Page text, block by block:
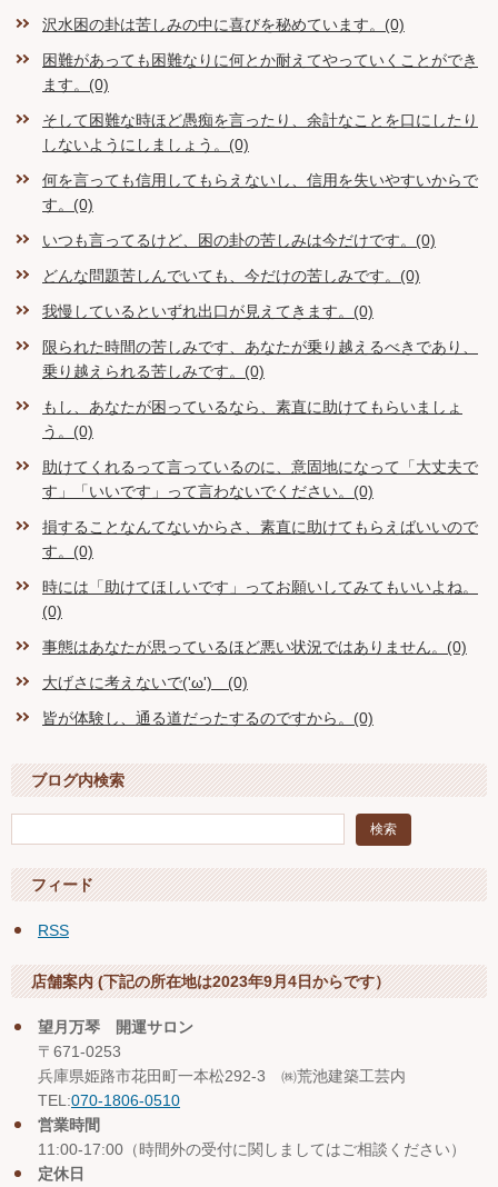
沢水困の卦は苦しみの中に喜びを秘めています。(0)
困難があっても困難なりに何とか耐えてやっていくことができ
ます。(0)
そして困難な時ほど愚痴を言ったり、余計なことを口にしたり
しないようにしましょう。(0)
何を言っても信用してもらえないし、信用を失いやすいからで
す。(0)
いつも言ってるけど、困の卦の苦しみは今だけです。(0)
どんな問題苦しんでいても、今だけの苦しみです。(0)
我慢しているといずれ出口が見えてきます。(0)
限られた時間の苦しみです、あなたが乗り越えるべきであり、
乗り越えられる苦しみです。(0)
もし、あなたが困っているなら、素直に助けてもらいましょ
う。(0)
助けてくれるって言っているのに、意固地になって「大丈夫で
す」「いいです」って言わないでください。(0)
損することなんてないからさ、素直に助けてもらえばいいので
す。(0)
時には「助けてほしいです」ってお願いしてみてもいいよね。
(0)
事態はあなたが思っているほど悪い状況ではありません。(0)
大げさに考えないで('ω') (0)
皆が体験し、通る道だったするのですから。(0)
ブログ内検索
フィード
RSS
店舗案内 (下記の所在地は2023年9月4日からです）
望月万琴 開運サロン
〒671-0253
兵庫県姫路市花田町一本松292-3 ㈱荒池建築工芸内
TEL:070-1806-0510
営業時間
11:00-17:00（時間外の受付に関しましてはご相談ください）
定休日